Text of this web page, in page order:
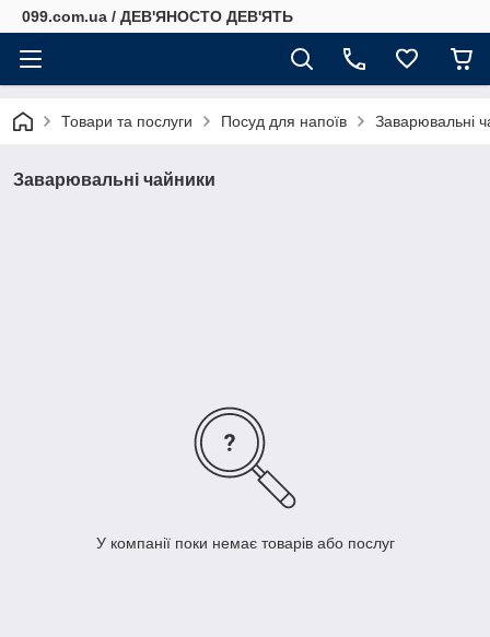
099.com.ua / ДЕВ'ЯНОСТО ДЕВ'ЯТЬ
Товари та послуги Посуд для напоїв Заварювальні
Заварювальні чайники
У компанії поки немає товарів або послуг